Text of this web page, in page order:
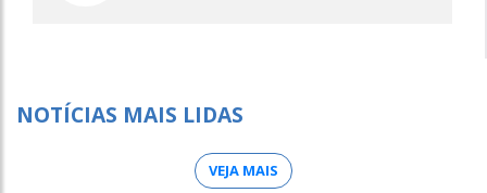
NOTÍCIAS MAIS LIDAS
VEJA MAIS